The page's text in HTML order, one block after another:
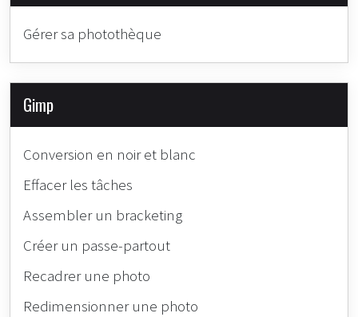
Gérer sa photothèque
Gimp
Conversion en noir et blanc
Effacer les tâches
Assembler un bracketing
Créer un passe-partout
Recadrer une photo
Redimensionner une photo